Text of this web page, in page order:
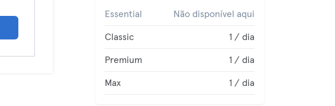
Essential Não disponível aqui
Classic 1 / dia
Premium 1 / dia
Max 1 / dia